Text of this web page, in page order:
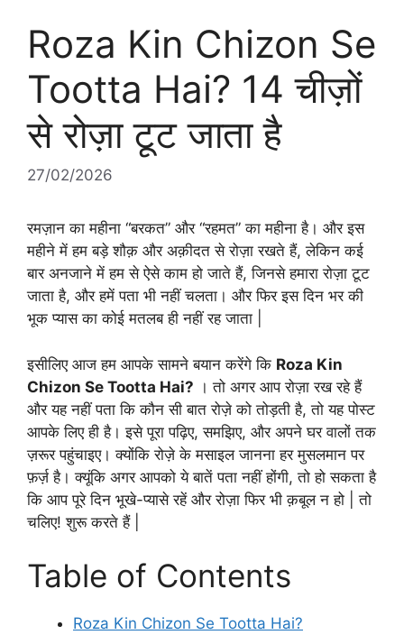
Roza Kin Chizon Se
Tootta Hai? 14 चीज़ों
से रोज़ा टूट जाता है
27/02/2026
रमज़ान का महीना “बरकत” और “रहमत” का महीना है। और इस
महीने में हम बड़े शौक़ और अक़ीदत से रोज़ा रखते हैं, लेकिन कई
बार अनजाने में हम से ऐसे काम हो जाते हैं, जिनसे हमारा रोज़ा टूट
जाता है, और हमें पता भी नहीं चलता। और फिर इस दिन भर की
भूक प्यास का कोई मतलब ही नहीं रह जाता |
इसीलिए आज हम आपके सामने बयान करेंगे कि Roza Kin
Chizon Se Tootta Hai? । तो अगर आप रोज़ा रख रहे हैं
और यह नहीं पता कि कौन सी बात रोज़े को तोड़ती है, तो यह पोस्ट
आपके लिए ही है। इसे पूरा पढ़िए, समझिए, और अपने घर वालों तक
ज़रूर पहुंचाइए। क्योंकि रोज़े के मसाइल जानना हर मुसलमान पर
फ़र्ज़ है। क्यूंकि अगर आपको ये बातें पता नहीं होंगी, तो हो सकता है
कि आप पूरे दिन भूखे-प्यासे रहें और रोज़ा फिर भी क़बूल न हो | तो
चलिए! शुरू करते हैं |
Table of Contents
Roza Kin Chizon Se Tootta Hai?